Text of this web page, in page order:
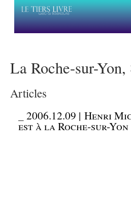
La Roche-sur-Yon,
Articles
_2006.12.09 | Henri
est à la Roche-sur-Yon